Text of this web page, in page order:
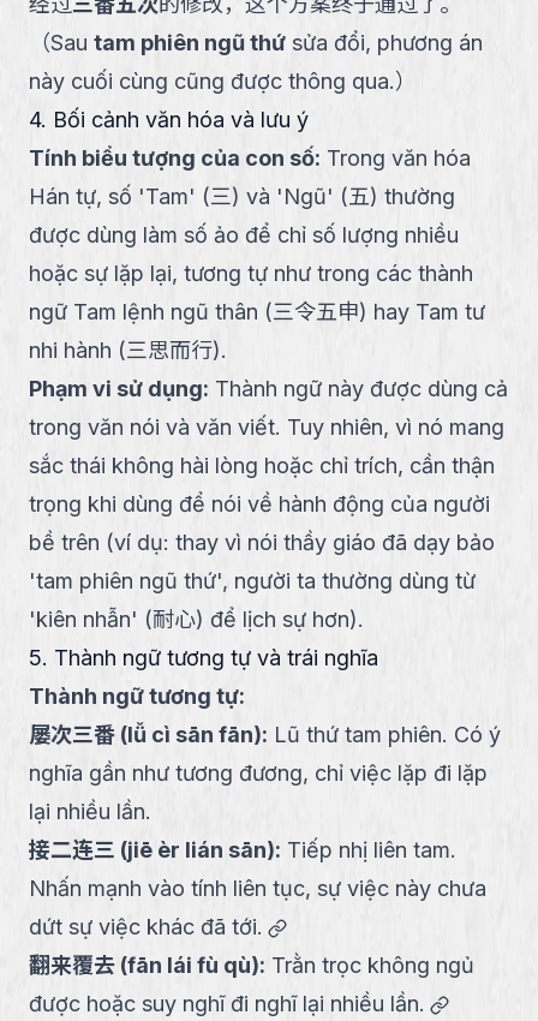
（Sau tam phiên ngũ thứ sửa đổi, phương án
này cuối cùng cũng được thông qua.）
4. Bối cảnh văn hóa và lưu ý
Tính biểu tượng của con số: Trong văn hóa
Hán tự, số 'Tam' (三) và 'Ngũ' (五) thường
được dùng làm số ảo để chỉ số lượng nhiều
hoặc sự lặp lại, tương tự như trong các thành
ngữ Tam lệnh ngũ thân (三令五申) hay Tam tư
nhi hành (三思而行).
Phạm vi sử dụng: Thành ngữ này được dùng cả
trong văn nói và văn viết. Tuy nhiên, vì nó mang
sắc thái không hài lòng hoặc chỉ trích, cần thận
trọng khi dùng để nói về hành động của người
bề trên (ví dụ: thay vì nói thầy giáo đã dạy bảo
'tam phiên ngũ thứ', người ta thường dùng từ
'kiên nhẫn' (耐心) để lịch sự hơn).
5. Thành ngữ tương tự và trái nghĩa
Thành ngữ tương tự:
屡次三番 (lǚ cì sān fān): Lũ thứ tam phiên. Có ý
nghĩa gần như tương đương, chỉ việc lặp đi lặp
lại nhiều lần.
接二连三 (jiē èr lián sān): Tiếp nhị liên tam.
Nhấn mạnh vào tính liên tục, sự việc này chưa
dứt sự việc khác đã tới.
link
翻来覆去 (fān lái fù qù): Trằn trọc không ngủ
được hoặc suy nghĩ đi nghĩ lại nhiều lần.
link